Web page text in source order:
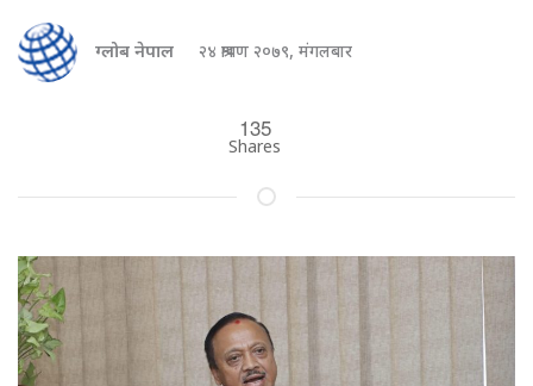
ग्लोब नेपाल २४ श्रावण २०७९, मंगलबार
135
Shares